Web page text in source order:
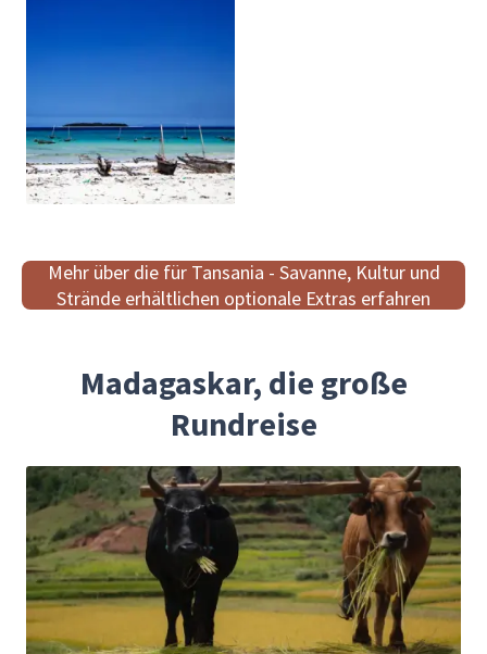
Mehr über die für Tansania - Savanne, Kultur und
Strände erhältlichen optionale Extras erfahren
Madagaskar, die große
Rundreise